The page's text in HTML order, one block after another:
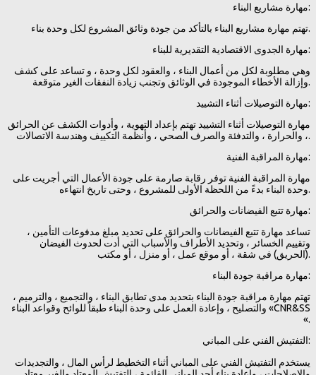
مهارة مشاريع البناء:
تهتم مهارة مشاريع البناء بالتأكد من جودة وثائق المشروع لكل وحدة بناء.
مهارة الجدوى الاقتصادية التقديرية للبناء:
وهي مطلوبة لكل من أعمال البناء ، والعقود لكل وحدة ، و تساعد على كشف
وإزالة الأخطاء الموجودة في الوثائق وتجنب زيادة النفقات الغير متوقعة.
مهارة التوصيلات أثناء التشييد:
مهارة التوصيلات أثناء التشييد تهتم بإعداد التهوية ، وأدوات الكشف عن الحرائق
، والحرارة ، والتدفئة والصرف الصحي ، وأنظمة التكييف وهندسة الاتصالات.
مهارة المراقبة الفنية:
مهارة المراقبة الفنية توفر رقابة صارمة على جودة الأعمال التي أجريت على
وحدة البناء بدءً من اللحظة الأولى للمشروع ، وحتى تاريخ انتهاءه.
مهارة تتبع الفيضانات والحرائق:
تساعد مهارة تتبع الفيضانات والحرائق على تحديد مبلغ مدفوعات التأمين ،
وتقييم الخسائر ، وتحديد الأطراف والأسباب التي أدت لحدوث الفيضان
(الحريق) في شقة ، أو موقع عمل ، أو منزل ، أو مكتب.
مهارة مراقبة جودة البناء:
تهتم مهارة مراقبة جودة البناء بتحديد مدى تطابق البناء ، والتجميع ، والترميم ،
والتصليح ، وإعادة العمل على وحدة البناء طبقاً للوائح وقواعد البناء «CNR&SS
«.
التفتيش الفني على المباني:
يستخدم التفتيش الفني على المباني أثناء التخطيط لرأس المال ، والتجديدات